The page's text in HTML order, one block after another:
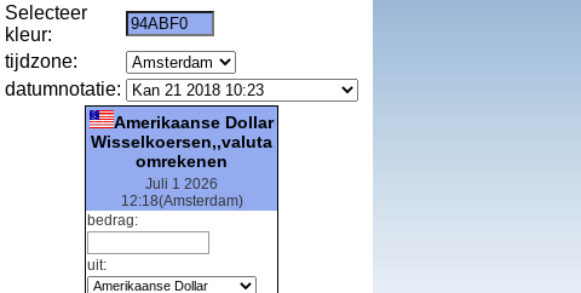
Selecteer
kleur:
tijdzone:
datumnotatie:
Amerikaanse Dollar
Wisselkoersen,,valuta
omrekenen
Juli 1 2026
12:18(Amsterdam)
bedrag:
uit: